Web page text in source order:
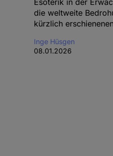
die weltweite
kürzlich
Inge Hüsgen
08.01.2026